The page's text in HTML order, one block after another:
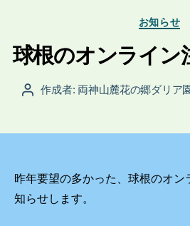
カ
テ
ゴ
リ
お知らせ
球根のオンライン
投
作成者: 両神山麓花の郷ダリア園
昨年要望の多かった、球根のオン
知らせします。